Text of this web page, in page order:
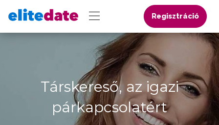
Regisztráció
Társkereső, az igazi
párkapcsolatért